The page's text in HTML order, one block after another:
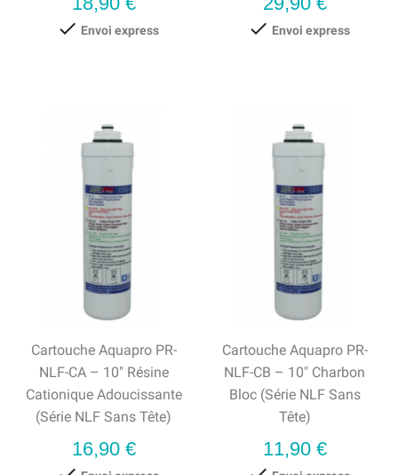
 Envoi express  Envoi express
Cartouche Aquapro PR-
NLF-CA – 10" Résine
Cationique Adoucissante
(série NLF Sans Tête)
Prix
16,90 €
Cartouche Aquapro PR-
NLF-CB – 10" Charbon
Bloc (série NLF Sans
Tête)
Prix
11,90 €